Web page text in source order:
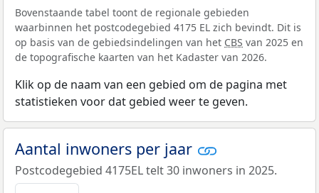
Bovenstaande tabel toont de regionale gebieden
waarbinnen het postcodegebied 4175 EL zich bevindt. Dit is
op basis van de gebiedsindelingen van het CBS van 2025 en
de topografische kaarten van het Kadaster van 2026.
Klik op de naam van een gebied om de pagina met
statistieken voor dat gebied weer te geven.
Aantal inwoners per jaar
Postcodegebied 4175EL telt 30 inwoners in 2025.